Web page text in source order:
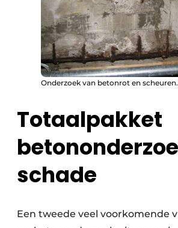
Onderzoek van betonrot en scheuren.
Totaalpakket
schade
Een tweede veel voorkomende